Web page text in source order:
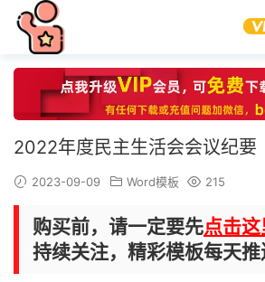
2022年度民主生活会会议纪要
2023-09-09 Word模板 215
购买前，请一定要先点击
持续关注，精彩模板每天推